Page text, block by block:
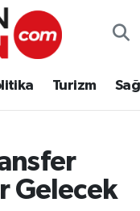
Turizm
Gelecek